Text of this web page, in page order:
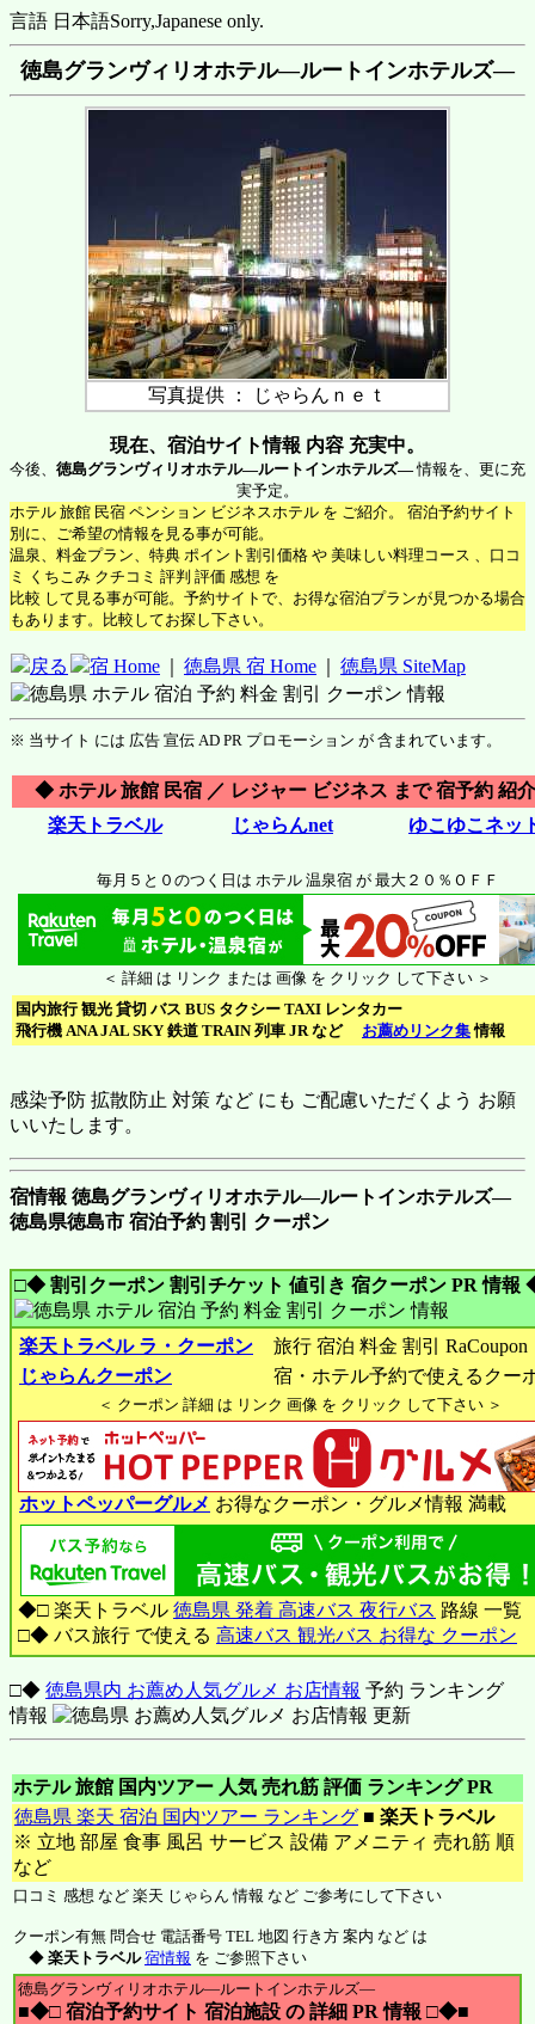
言語 日本語Sorry,Japanese only.
徳島グランヴィリオホテル―ルートインホテルズ―
写真提供 ： じゃらんｎｅｔ
現在、宿泊サイト情報 内容 充実中。
今後、 徳島グランヴィリオホテル―ルートインホテルズ―情報を、更に充
実予定。
ホテル 旅館 民宿 ペンション ビジネスホテル を ご紹介。 宿泊予約サイト
別に、ご希望の情報を見る事が可能。
温泉、料金プラン、特典 ポイント割引価格 や 美味しい料理コース 、口コ
ミ くちこみ クチコミ 評判 評価 感想 を
比較 して見る事が可能。予約サイトで、お得な宿泊プランが見つかる場合
もあります。比較してお探し下さい。
戻る 宿 Home 徳島県 宿 Home 徳島県 SiteMap
※ 当サイト には 広告 宣伝 AD PR プロモーション が 含まれています。
◆ ホテル 旅館 民宿 ／ レジャー ビジネス まで 宿予約 紹
楽天トラベル
じゃらんnet ゆこゆこネッ
毎月５と０のつく日は ホテル 温泉宿 が 最大２０％ＯＦＦ
＜ 詳細 は リンク または 画像 を クリック して下さい ＞
国内旅行 観光 貸切 バス BUS タクシー TAXI レンタカー
飛行機 ANA JAL SKY 鉄道 TRAIN 列車 JR など お薦めリンク集情報
感染予防 拡散防止 対策 など にも ご配慮いただくよう お願
いいたします。
宿情報 徳島グランヴィリオホテル―ルートインホテルズ―
徳島県徳島市 宿泊予約 割引 クーポン
□◆ 割引クーポン 割引チケット 値引き 宿クーポン PR 情報
楽天トラベル ラ・クーポン
旅行 宿泊 料金 割引 RaCoupon
じゃらんクーポン
宿・ホテル予約で使えるクー
＜ クーポン 詳細 は リンク 画像 を クリック して下さい ＞
ホットペッパーグルメ お得なクーポン・グルメ情報 満載
◆□ 楽天トラベル 徳島県 発着 高速バス 夜行バス 路線 一覧
□◆ バス旅行 で使える 高速バス 観光バス お得な クーポン
□◆ 徳島県内 お薦め人気グルメ お店情報 予約 ランキング
情報
ホテル 旅館 国内ツアー 人気 売れ筋 評価 ランキング PR
徳島県 楽天 宿泊 国内ツアー ランキング ■ 楽天トラベル
※ 立地 部屋 食事 風呂 サービス 設備 アメニティ 売れ筋 順
など
口コミ 感想 など 楽天 じゃらん 情報 など ご参考にして下さい
クーポン有無 問合せ 電話番号 TEL 地図 行き方 案内 など は
◆ 楽天トラベル 宿情報 を ご参照下さい
徳島グランヴィリオホテル―ルートインホテルズ―
■◆□ 宿泊予約サイト 宿泊施設 の 詳細 PR 情報 □◆■